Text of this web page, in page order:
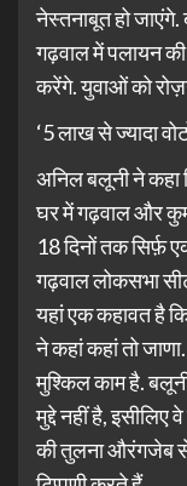
नेस्तनाबूत हो
गढ़वाल में पलायन
करेंगे. युवाओं को
‘5 लाख से ज्यादा
अनिल बलूनी ने कहा
घर में गढ़वाल और
18 दिनों तक सिर्फ़
गढ़वाल लोकसभा
यहां एक कहावत है कि
ने कहां कहां तो
मुश्किल काम है.
मुद्दे नहीं है, इसीलिए
की तुलना औरंगजेब से